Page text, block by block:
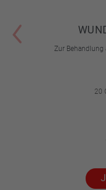
Zur Behandlung
20